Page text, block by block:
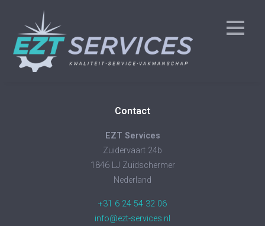
Algemeen
Contact
EZT Services
Zuidervaart 24b
1846 LJ Zuidschermer
Nederland
+31 6 24 54 32 06
info@ezt-services.nl